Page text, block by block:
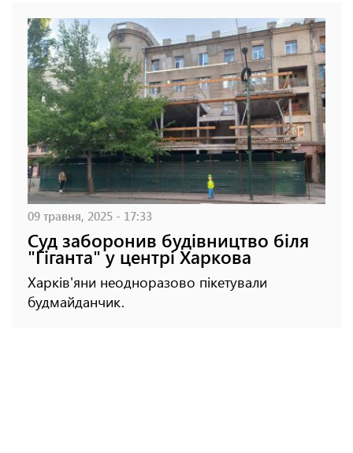
09 травня, 2025 - 17:33
Суд заборонив будівництво біля
"Гіганта" у центрі Харкова
Харків'яни неодноразово пікетували
будмайданчик.